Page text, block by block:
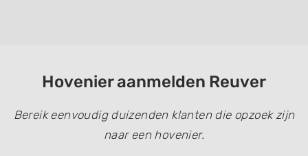
Hovenier aanmelden Reuver
Bereik eenvoudig duizenden klanten die opzoek zijn
naar een hovenier.